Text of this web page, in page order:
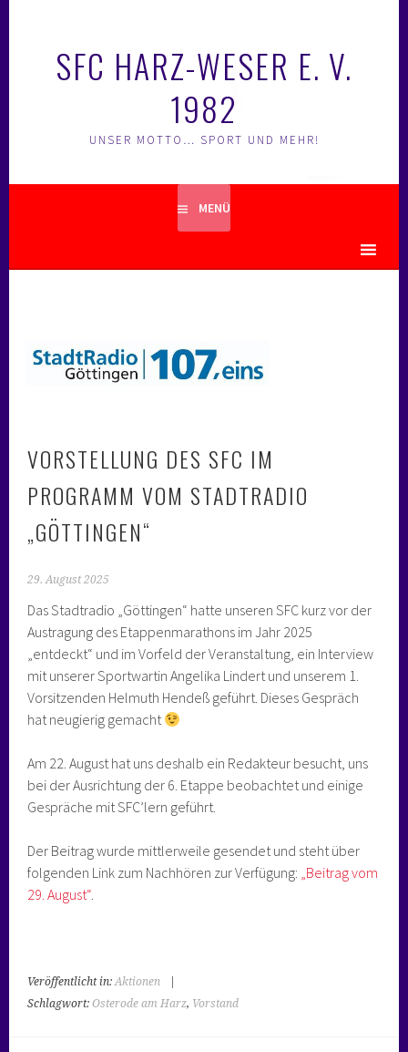
SFC HARZ-WESER E. V.
1982
UNSER MOTTO… SPORT UND MEHR!
MENÜ
VORSTELLUNG DES SFC IM
PROGRAMM VOM STADTRADIO
„GÖTTINGEN“
29. August 2025
Das Stadtradio „Göttingen“ hatte unseren SFC kurz vor der
Austragung des Etappenmarathons im Jahr 2025
„entdeckt“ und im Vorfeld der Veranstaltung, ein Interview
mit unserer Sportwartin Angelika Lindert und unserem 1.
Vorsitzenden Helmuth Hendeß geführt. Dieses Gespräch
hat neugierig gemacht
Am 22. August hat uns deshalb ein Redakteur besucht, uns
bei der Ausrichtung der 6. Etappe beobachtet und einige
Gespräche mit SFC’lern geführt.
Der Beitrag wurde mittlerweile gesendet und steht über
folgenden Link zum Nachhören zur Verfügung: „Beitrag vom
29. August“.
Veröffentlicht in:Aktionen
Schlagwort:Osterode am Harz, Vorstand